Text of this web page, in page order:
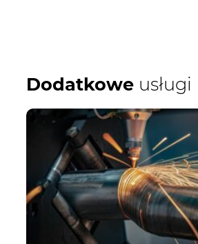
Dodatkowe usługi